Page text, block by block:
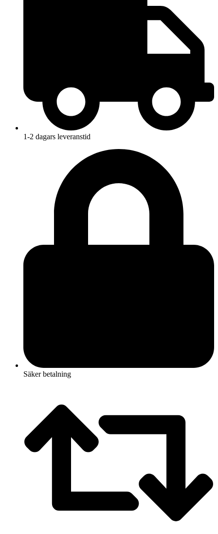
1-2 dagars leveranstid
Säker betalning